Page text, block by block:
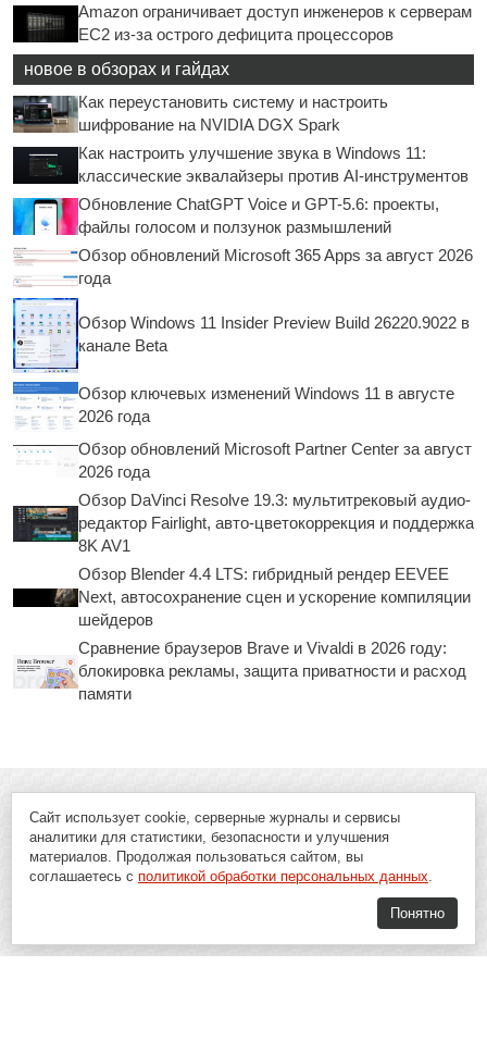
Amazon ограничивает доступ инженеров к серверам
EC2 из-за острого дефицита процессоров
новое в обзорах и гайдах
Как переустановить систему и настроить
шифрование на NVIDIA DGX Spark
Как настроить улучшение звука в Windows 11:
классические эквалайзеры против AI-инструментов
Обновление ChatGPT Voice и GPT-5.6: проекты,
файлы голосом и ползунок размышлений
Обзор обновлений Microsoft 365 Apps за август 2026
года
Обзор Windows 11 Insider Preview Build 26220.9022 в
канале Beta
Обзор ключевых изменений Windows 11 в августе
2026 года
Обзор обновлений Microsoft Partner Center за август
2026 года
Обзор DaVinci Resolve 19.3: мультитрековый аудио-
редактор Fairlight, авто-цветокоррекция и поддержка
8K AV1
Обзор Blender 4.4 LTS: гибридный рендер EEVEE
Next, автосохранение сцен и ускорение компиляции
шейдеров
Сравнение браузеров Brave и Vivaldi в 2026 году:
блокировка рекламы, защита приватности и расход
памяти
Сайт использует cookie, серверные журналы и сервисы
аналитики для статистики, безопасности и улучшения
материалов. Продолжая пользоваться сайтом, вы
соглашаетесь с политикой обработки персональных данных.
Понятно